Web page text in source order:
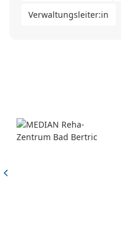
Verwaltungsleiter:in